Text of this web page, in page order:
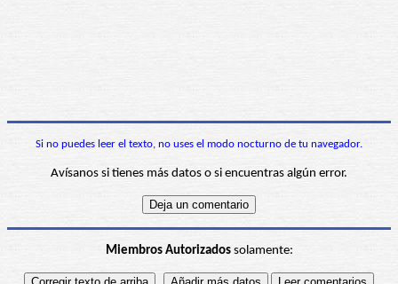
Si no puedes leer el texto, no uses el modo nocturno de tu navegador.
Avísanos si tienes más datos o si encuentras algún error.
Miembros Autorizadossolamente: